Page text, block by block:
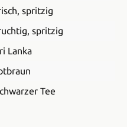
, spritzig
, spritzig
Lanka
Tee